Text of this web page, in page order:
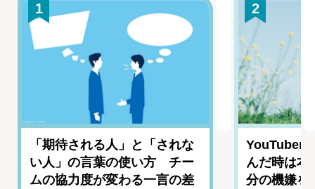
1
「期待される人」と「されな
い人」の言葉の使い方 チー
ムの協力度が変わる一言の差
2
YouTuber
んだ時は
分の機嫌を